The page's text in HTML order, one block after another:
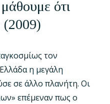
ότι
(2009)
τον
η μεγάλη
σε άλλο πλανήτη. Οι
επέμεναν πως ο